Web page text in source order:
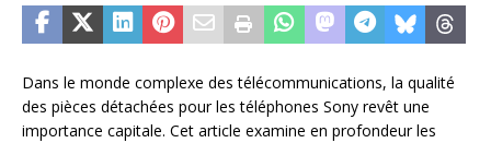
Dans le monde complexe des télécommunications, la qualité
des pièces détachées pour les téléphones Sony revêt une
importance capitale. Cet article examine en profondeur les